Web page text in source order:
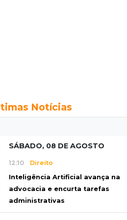
Notícias
SÁBADO, 08 DE AGOSTO
12:10 Direito
Inteligência Artificial avança na
advocacia e encurta tarefas
administrativas